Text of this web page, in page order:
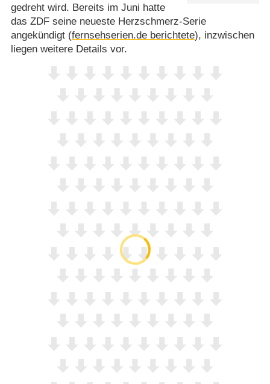
gedreht wird. Bereits im Juni hatte
das ZDF seine neueste Herzschmerz-Serie
angekündigt (fernsehserien.de berichtete), inzwischen
liegen weitere Details vor.